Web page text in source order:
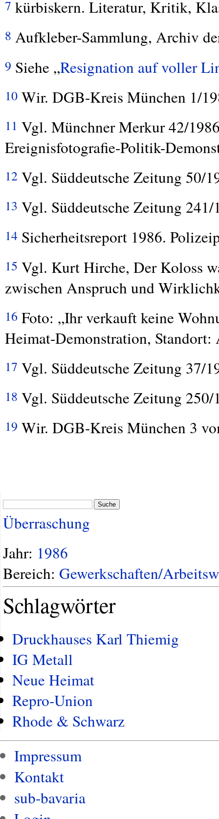
7 kürbiskern. Literatur, Kritik,
8 Aufkleber-Sammlung, Archiv
9 Siehe „Resignation auf voller
10 Wir. DGB-Kreis München 1/
11 Vgl. Münchner Merkur 42/
Ereignisfotografie-Politik-
12 Vgl. Süddeutsche Zeitung 50/
13 Vgl. Süddeutsche Zeitung 241/
14 Sicherheitsreport 1986.
15 Vgl. Kurt Hirche, Der Koloss
zwischen Anspruch und
16 Foto: „Ihr verkauft keine
Heimat-Demonstration,
17 Vgl. Süddeutsche Zeitung 37/
18 Vgl. Süddeutsche Zeitung 250/
19 Wir. DGB-Kreis München 3
Suche
Überraschung
Jahr: 1986
Bereich: Gewerkschaften/
Schlagwörter
Druckhauses Karl Thiemig
IG Metall
Neue Heimat
Repro-Union
Rhode & Schwarz
Impressum
Kontakt
sub-bavaria